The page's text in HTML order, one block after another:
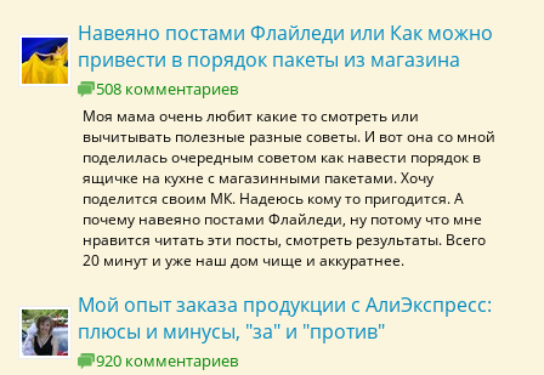
Навеяно постами Флайледи или Как можно
привести в порядок пакеты из магазина
508 комментариев
Моя мама очень любит какие то смотреть или
вычитывать полезные разные советы. И вот она со мной
поделилась очередным советом как навести порядок в
ящичке на кухне с магазинными пакетами. Хочу
поделится своим МК. Надеюсь кому то пригодится. А
почему навеяно постами Флайледи, ну потому что мне
нравится читать эти посты, смотреть результаты. Всего
20 минут и уже наш дом чище и аккуратнее.
Мой опыт заказа продукции с АлиЭкспресс:
плюсы и минусы, "за" и "против"
920 комментариев